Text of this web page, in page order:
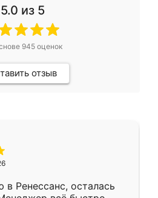
5.0 из 5
945оценок
отзыв
в Ренессанс, осталась